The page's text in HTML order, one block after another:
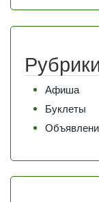
Афиша
Буклеты